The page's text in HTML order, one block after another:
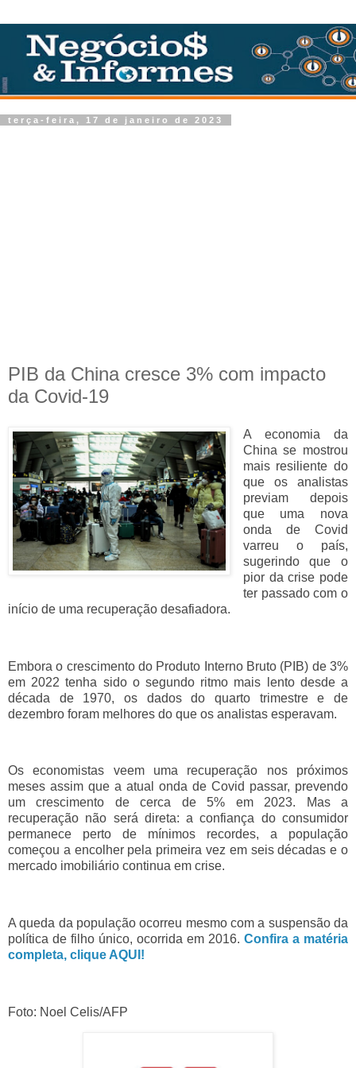
terça-feira, 17 de janeiro de 2023
PIB da China cresce 3% com impacto
da Covid-19
A economia da
China se mostrou
mais resiliente do
que os analistas
previam depois
que uma nova
onda de Covid
varreu o país,
sugerindo que o
pior da crise pode
ter passado com o
início de uma recuperação desafiadora.
Embora o crescimento do Produto Interno Bruto (PIB) de 3%
em 2022 tenha sido o segundo ritmo mais lento desde a
década de 1970, os dados do quarto trimestre e de
dezembro foram melhores do que os analistas esperavam.
Os economistas veem uma recuperação nos próximos
meses assim que a atual onda de Covid passar, prevendo
um crescimento de cerca de 5% em 2023. Mas a
recuperação não será direta: a confiança do consumidor
permanece perto de mínimos recordes, a população
começou a encolher pela primeira vez em seis décadas e o
mercado imobiliário continua em crise.
A queda da população ocorreu mesmo com a suspensão da
política de filho único, ocorrida em 2016. Confira a matéria
completa, clique AQUI!
Foto: Noel Celis/AFP